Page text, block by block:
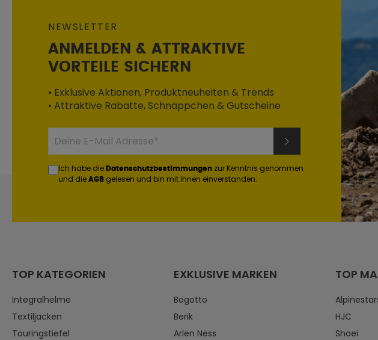
NEWSLETTER
ANMELDEN & ATTRAKTIVE
VORTEILE SICHERN
• Exklusive Aktionen, Produktneuheiten & Trends
• Attraktive Rabatte, Schnäppchen & Gutscheine
Ich habe die Datenschutzbestimmungen zur Kenntnis genommen
und die AGB gelesen und bin mit ihnen einverstanden.
TOP KATEGORIEN
Integralhelme
Textiljacken
Touringstiefel
EXKLUSIVE MARKEN
Bogotto
Berik
Arlen Ness
TOP
HJC
Shoei